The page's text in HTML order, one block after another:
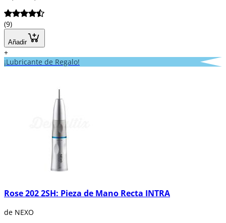
(9)
Añadir
+
¡Lubricante de Regalo!
Rose 202 2SH: Pieza de Mano Recta INTRA
de NEXO